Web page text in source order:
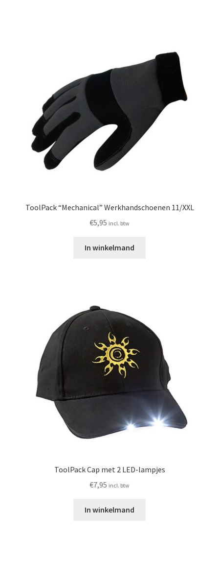
ToolPack “Mechanical” Werkhandschoenen 11/XXL
€5,95 incl. btw
In winkelmand
ToolPack Cap met 2 LED-lampjes
€7,95 incl. btw
In winkelmand